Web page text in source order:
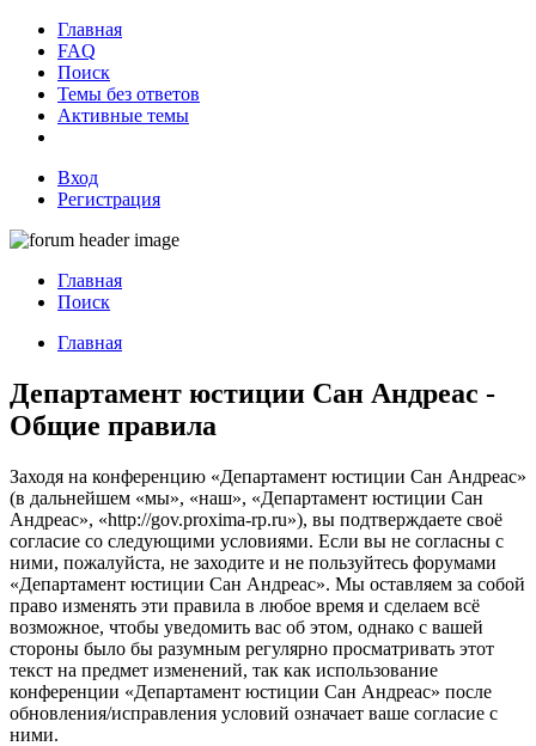
Главная
FAQ
Поиск
Темы без ответов
Активные темы
Вход
Регистрация
Главная
Поиск
Главная
Департамент юстиции Сан Андреас -
Общие правила
Заходя на конференцию «Департамент юстиции Сан Андреас»
(в дальнейшем «мы», «наш», «Департамент юстиции Сан
Андреас», «http://gov.proxima-rp.ru»), вы подтверждаете своё
согласие со следующими условиями. Если вы не согласны с
ними, пожалуйста, не заходите и не пользуйтесь форумами
«Департамент юстиции Сан Андреас». Мы оставляем за собой
право изменять эти правила в любое время и сделаем всё
возможное, чтобы уведомить вас об этом, однако с вашей
стороны было бы разумным регулярно просматривать этот
текст на предмет изменений, так как использование
конференции «Департамент юстиции Сан Андреас» после
обновления/исправления условий означает ваше согласие с
ними.